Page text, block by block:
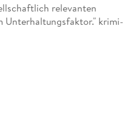
relevanten
Unterhaltungsfaktor." krimi-
Typen und einer auch mal
Wiener Zeitung